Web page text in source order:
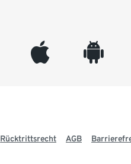
appleinc android
Rücktrittsrecht AGB